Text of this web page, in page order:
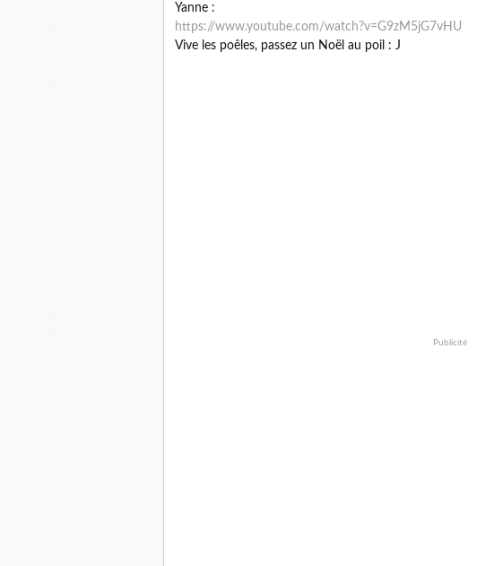
Yanne :
https://www.youtube.com/watch?v=G9zM5jG7vHU
Vive les poêles, passez un Noël au poil : J
Publicité